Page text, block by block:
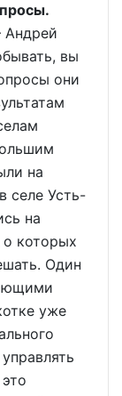
вы
они
на
селе Усть-
на
которых
Один
уже